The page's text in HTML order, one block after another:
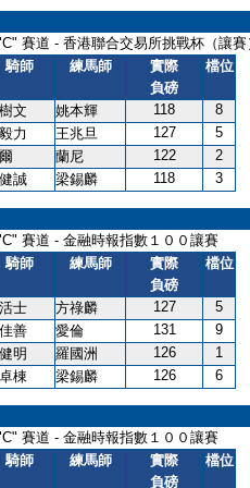
賽道 - 香港聯合交易所挑戰杯（讓賽
騎師 練馬師
實際
負磅
檔位
文 姚本輝 118
8
力 王兆旦 127
5
蘭尼 122
2
誠 梁錫麟 118 3
賽道 - 金融時報指數１００讓賽
騎師 練馬師
實際
負磅
檔位
士 方祿麟 127
5
善 愛倫 131
9
明 羅國洲 126
1
棟 梁錫麟 126 6
賽道 - 金融時報指數１００讓賽
騎師 練馬師
實際
負磅
檔位